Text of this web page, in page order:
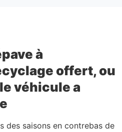
à
offert, ou
véhicule a
des saisons en contrebas de